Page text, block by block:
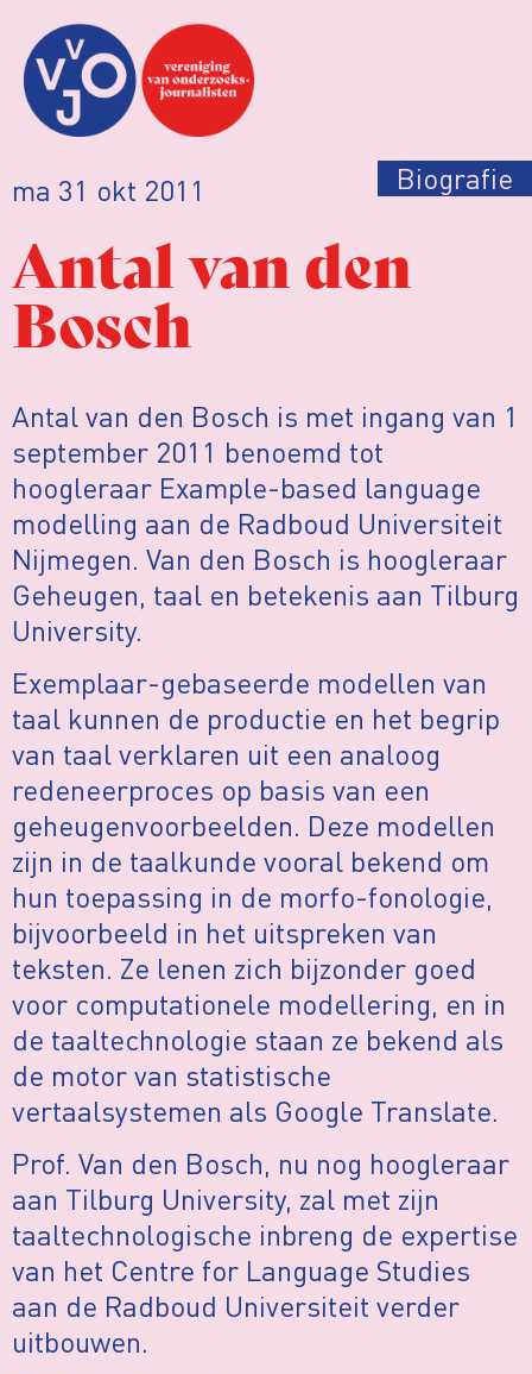
ma 31 okt 2011 Biografie
Antal van den
Bosch
Antal van den Bosch is met ingang van 1
september 2011 benoemd tot
hoogleraar Example-based language
modelling aan de Radboud Universiteit
Nijmegen. Van den Bosch is hoogleraar
Geheugen, taal en betekenis aan Tilburg
University.
Exemplaar-gebaseerde modellen van
taal kunnen de productie en het begrip
van taal verklaren uit een analoog
redeneerproces op basis van een
geheugenvoorbeelden. Deze modellen
zijn in de taalkunde vooral bekend om
hun toepassing in de morfo-fonologie,
bijvoorbeeld in het uitspreken van
teksten. Ze lenen zich bijzonder goed
voor computationele modellering, en in
de taaltechnologie staan ze bekend als
de motor van statistische
vertaalsystemen als Google Translate.
Prof. Van den Bosch, nu nog hoogleraar
aan Tilburg University, zal met zijn
taaltechnologische inbreng de expertise
van het Centre for Language Studies
aan de Radboud Universiteit verder
uitbouwen.